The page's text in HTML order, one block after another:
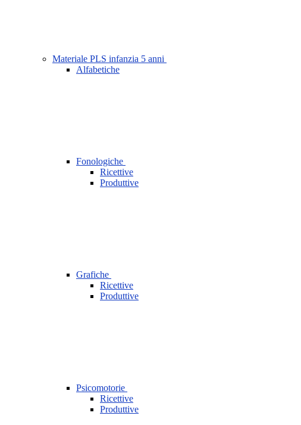
Materiale PLS infanzia 5 anni
Alfabetiche
Fonologiche
Ricettive
Produttive
Grafiche
Ricettive
Produttive
Psicomotorie
Ricettive
Produttive